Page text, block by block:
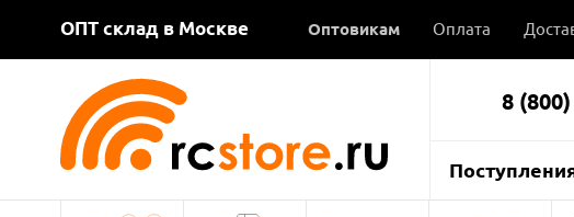
ОПТ склад в Москве Оптовикам Оплата
8